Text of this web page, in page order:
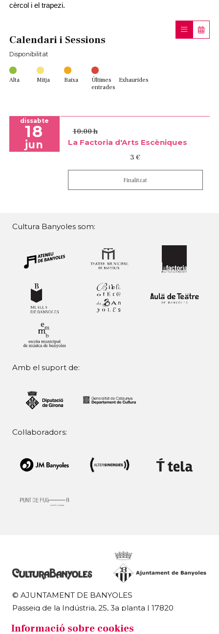
cèrcol i el trapezi.
Calendari i Sessions
Disponibilitat
Alta Mitja Baixa
Últimes
entrades
Exhaurides
dissabte
18
jun
10:00 h
La Factoria d'Arts Escèniques
3 €
Finalitzat
Cultura Banyoles som:
Amb el suport de:
Col·laboradors:
© AJUNTAMENT DE BANYOLES
Passeig de la Indústria, 25, 3a planta | 17820
Informació sobre cookies